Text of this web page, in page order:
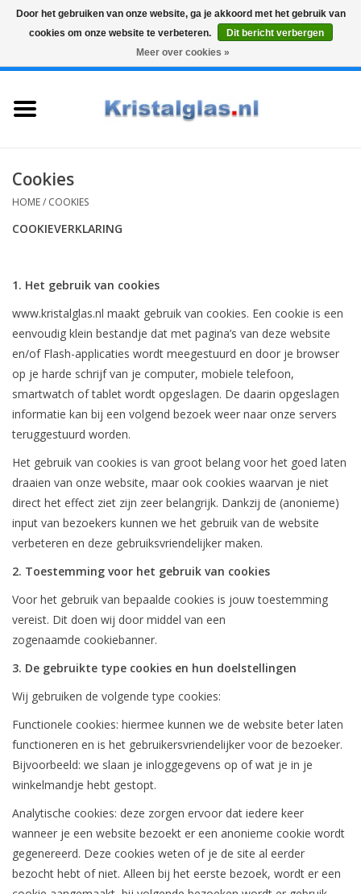
Graveren
Karaffen
Koffie & Thee
Bar & Wijn
Cookies
HOME/ COOKIES
COOKIEVERKLARING
1. Het gebruik van cookies
www.kristalglas.nl maakt gebruik van cookies. Een cookie is een
eenvoudig klein bestandje dat met pagina’s van deze website
en/of Flash-applicaties wordt meegestuurd en door je browser
op je harde schrijf van je computer, mobiele telefoon,
smartwatch of tablet wordt opgeslagen. De daarin opgeslagen
informatie kan bij een volgend bezoek weer naar onze servers
teruggestuurd worden.
Het gebruik van cookies is van groot belang voor het goed laten
draaien van onze website, maar ook cookies waarvan je niet
direct het effect ziet zijn zeer belangrijk. Dankzij de (anonieme)
input van bezoekers kunnen we het gebruik van de website
verbeteren en deze gebruiksvriendelijker maken.
2. Toestemming voor het gebruik van cookies
Voor het gebruik van bepaalde cookies is jouw toestemming
vereist. Dit doen wij door middel van een
zogenaamde cookiebanner.
3. De gebruikte type cookies en hun doelstellingen
Wij gebruiken de volgende type cookies:
Functionele cookies: hiermee kunnen we de website beter laten
functioneren en is het gebruikersvriendelijker voor de bezoeker.
Bijvoorbeeld: we slaan je inloggegevens op of wat je in je
winkelmandje hebt gestopt.
Analytische cookies: deze zorgen ervoor dat iedere keer
wanneer je een website bezoekt er een anonieme cookie wordt
gegenereerd. Deze cookies weten of je de site al eerder
bezocht hebt of niet. Alleen bij het eerste bezoek, wordt er een
Door het gebruiken van onze website, ga je akkoord met het gebruik van
cookies om onze website te verbeteren.
Dit bericht verbergen
Meer over cookies »